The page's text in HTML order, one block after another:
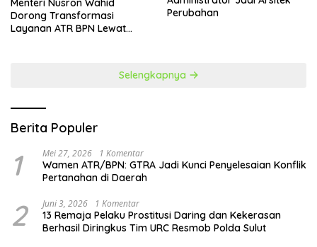
​Menteri Nusron Wahid
Dorong Transformasi
Layanan ATR BPN Lewat
Perubahan
Selengkapnya
Berita Populer
1 Mei 27, 2026 1 Komentar
Wamen ATR/BPN: GTRA Jadi Kunci Penyelesaian Konflik
Pertanahan di Daerah
2 Juni 3, 2026 1 Komentar
13 Remaja Pelaku Prostitusi Daring dan Kekerasan
Berhasil Diringkus Tim URC Resmob Polda Sulut